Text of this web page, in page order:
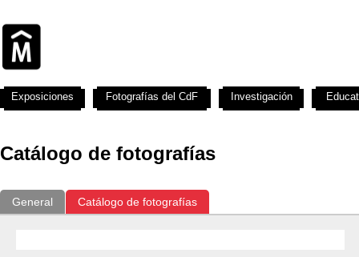
Catálogo de fotografías
General Catálogo de fotografías
Exposiciones Fotografías del CdF Investigación